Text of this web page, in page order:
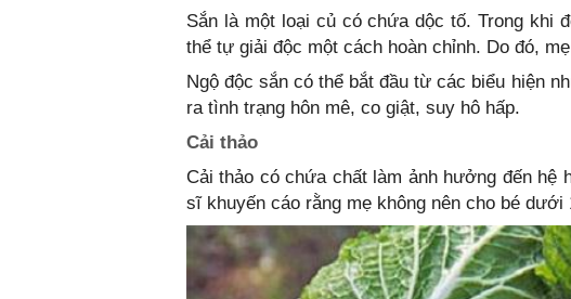
Sắn là một loại củ có chứa dộc tố. Trong khi
thể tự giải độc một cách hoàn chỉnh. Do đó,
Ngộ độc sắn có thể bắt đầu từ các biểu hiện
ra tình trạng hôn mê, co giật, suy hô hấp.
Cải thảo
Cải thảo có chứa chất làm ảnh hưởng đến hệ
sĩ khuyến cáo rằng mẹ không nên cho bé dưới